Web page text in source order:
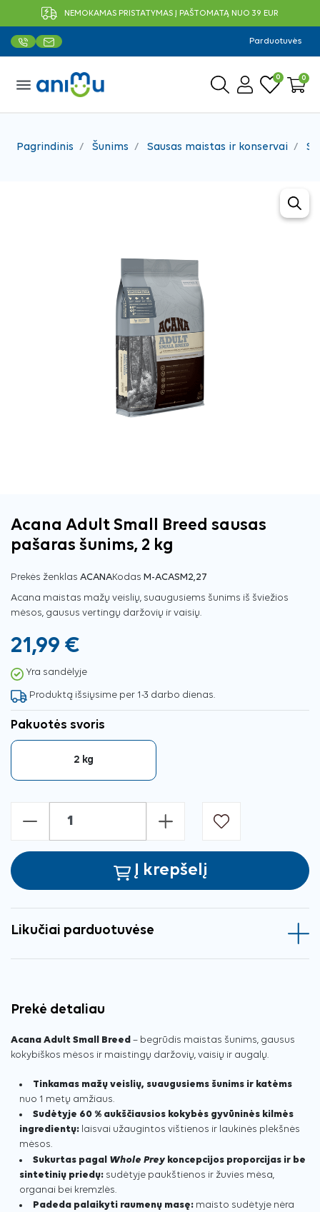
NEMOKAMAS PRISTATYMAS Į PAŠTOMATĄ NUO 39 EUR
Parduotuvės
menu 0 0
Pagrindinis Šunims Sausas maistas ir konservai
Acana Adult Small Breed sausas
pašaras šunims, 2 kg
Prekės ženklas ACANAKodas M-ACASM2,27
Acana maistas mažų veislių, suaugusiems šunims iš šviežios
mėsos, gausus vertingų daržovių ir vaisių.
21,99 €
Yra sandėlyje
Produktą išsiųsime per 1-3 darbo dienas.
Pakuotės svoris
2 kg
- +
Į krepšelį
Likučiai parduotuvėse
Prekė detaliau
Acana Adult Small Breed – begrūdis maistas šunims, gausus
kokybiškos mėsos ir maistingų daržovių, vaisių ir augalų.
Tinkamas mažų veislių, suaugusiems šunims ir katėms
nuo 1 metų amžiaus.
Sudėtyje 60 % aukščiausios kokybės gyvūninės kilmės
ingredientų: laisvai užaugintos vištienos ir laukinės plekšnės
mėsos.
Sukurtas pagal Whole Prey koncepcijos proporcijas ir be
sintetinių priedų: sudėtyje paukštienos ir žuvies mėsa,
organai bei kremzlės.
Padeda palaikyti raumenų masę: maisto sudėtyje nėra